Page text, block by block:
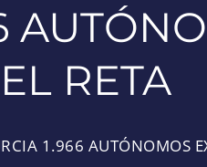
RETA
1.966 AUTÓNOMOS